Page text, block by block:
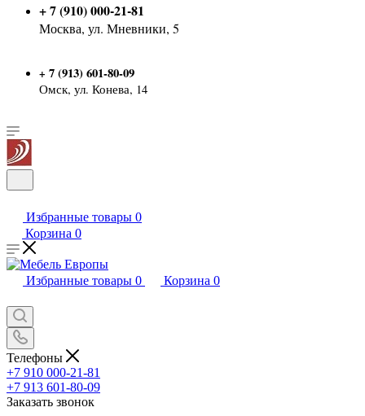
+ 7 (910) 000-21-81
Москва, ул. Мневники, 5
+ 7 (913) 601-80-09
Омск, ул. Конева, 14
Избранные товары 0
Корзина 0
Избранные товары 0 Корзина 0
Телефоны
+7 910 000-21-81
+7 913 601-80-09
Заказать звонок